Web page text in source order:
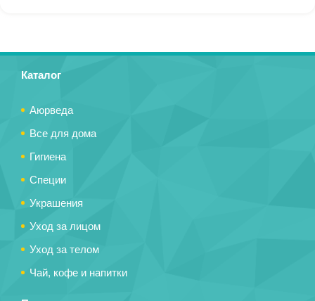
Каталог
Аюрведа
Все для дома
Гигиена
Специи
Украшения
Уход за лицом
Уход за телом
Чай, кофе и напитки